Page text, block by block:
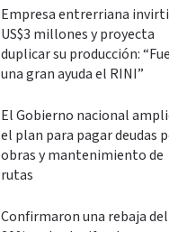
Empresa entrerriana
US$3 millones y proyecta
duplicar su producción: “Fue
una gran ayuda el RINI”
El Gobierno nacional
el plan para pagar deudas
obras y mantenimiento de
rutas
Confirmaron una rebaja del